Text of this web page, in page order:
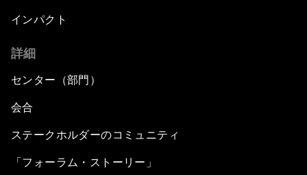
インパクト
詳細
センター（部門）
会合
ステークホルダーのコミュニティ
「フォーラム・ストーリー」